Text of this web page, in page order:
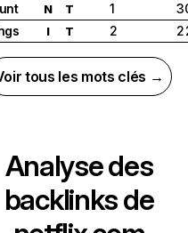
N T 1
I T 2 2
tous les mots clés →
Analyse des
backlinks de